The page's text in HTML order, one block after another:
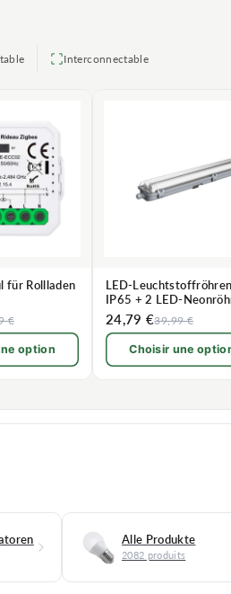
Interconnectable
für Rollladen
€
option
LED-
IP65 + 2 LED-
120cm T8 18W
24,79 €39,99 €
Choisir une
Alle Produkte
2082 produits